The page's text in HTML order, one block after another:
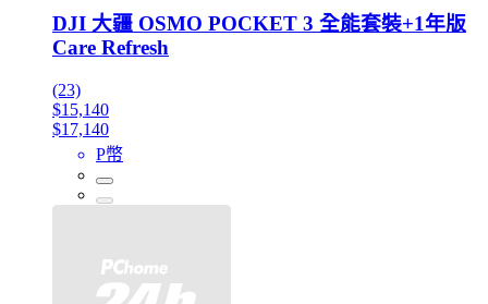
DJI 大疆 OSMO POCKET 3 全能套裝+1年版
Care Refresh
(23)
$15,140
$17,140
P幣